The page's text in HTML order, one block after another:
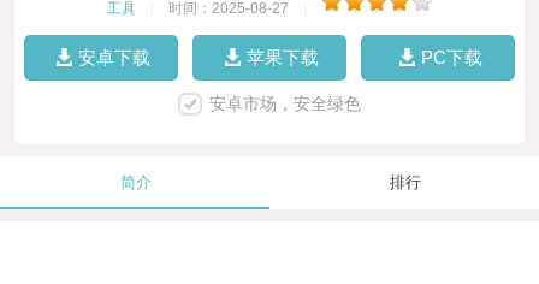
工具 时间：2025-08-27
安卓下载 苹果下载 PC下载
安卓市场，安全绿色
简介 排行